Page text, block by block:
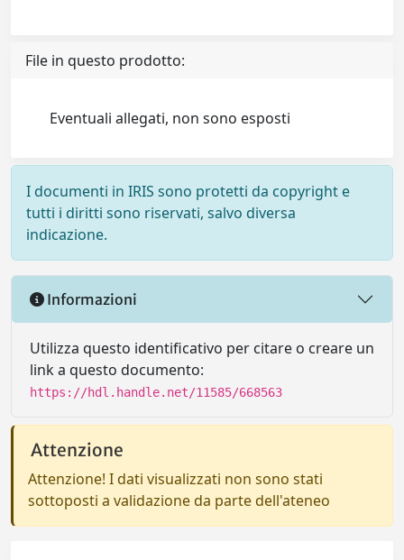
File in questo prodotto:
Eventuali allegati, non sono esposti
I documenti in IRIS sono protetti da copyright e
tutti i diritti sono riservati, salvo diversa
indicazione.
Informazioni
Utilizza questo identificativo per citare o creare un
link a questo documento:
https://hdl.handle.net/11585/668563
Attenzione
Attenzione! I dati visualizzati non sono stati
sottoposti a validazione da parte dell'ateneo